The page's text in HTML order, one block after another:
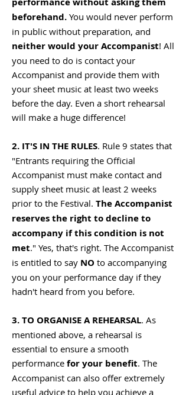
beforehand. You would never perform
in public without preparation, and
neither would your Accompanist! All
you need to do is contact your
Accompanist and provide them with
your sheet music at least two weeks
before the day. Even a short rehearsal
will make a huge difference!
2. IT'S IN THE RULES. Rule 9 states that
"Entrants requiring the Official
Accompanist must make contact and
supply sheet music at least 2 weeks
prior to the Festival. The Accompanist
reserves the right to decline to
accompany if this condition is not
met." Yes, that's right. The Accompanist
is entitled to say NO to accompanying
you on your performance day if they
hadn't heard from you before.
3. TO ORGANISE A REHEARSAL. As
mentioned above, a rehearsal is
essential to ensure a smooth
performance for your benefit. The
Accompanist can also offer extremely
useful advice to help you achieve a